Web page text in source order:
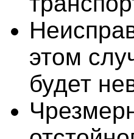
этом
будет